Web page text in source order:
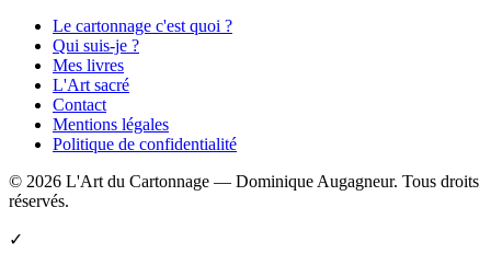
Le cartonnage c'est quoi ?
Qui suis-je ?
Mes livres
L'Art sacré
Contact
Mentions légales
Politique de confidentialité
© 2026 L'Art du Cartonnage — Dominique Augagneur. Tous droits
réservés.
✓